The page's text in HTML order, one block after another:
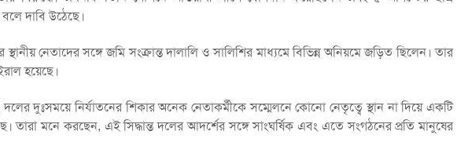
দাবি উঠেছে।
নেতাদের সঙ্গে জমি সংক্রান্ত দালালি ও সালিশির মাধ্যমে বিভিন্ন অনিয়মে জড়িত ছিলেন। তার
হয়েছে।
দলের দুঃসময়ে নির্যাতনের শিকার অনেক নেতাকর্মীকে সম্মেলনে কোনো নেতৃত্বে স্থান না দিয়ে একটি
তারা মনে করছেন, এই সিদ্ধান্ত দলের আদর্শের সঙ্গে সাংঘর্ষিক এবং এতে সংগঠনের প্রতি মানুষের